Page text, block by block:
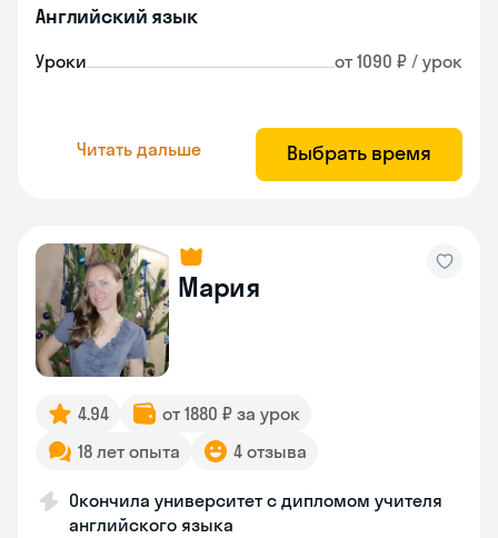
Английский язык
Уроки от 1090 ₽ / урок
Читать дальше Выбрать время
Мария
4.94
от 1880 ₽ за урок
18 лет опыта
4 отзыва
Окончила университет с дипломом учителя
английского языка